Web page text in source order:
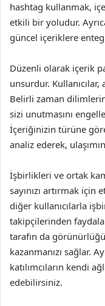
hashtag kullanmak,
etkili bir yoludur.
güncel içeriklere
Düzenli olarak içerik
unsurdur.
Belirli zaman
sizi unutmasını
İçeriğinizin türüne
analiz ederek,
İşbirlikleri ve ortak
sayınızı artırmak
diğer kullanıcılarla
takipçilerinden
tarafın da
kazanmanızı sağlar.
katılımcıların kendi
edebilirsiniz.